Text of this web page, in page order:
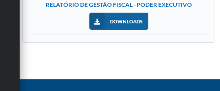
RELATÓRIO DE GESTÃO FISCAL - PODER EXECUTIVO
DOWNLOADS